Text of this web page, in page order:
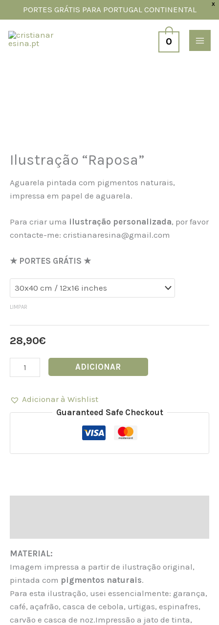
X
PORTES GRÁTIS PARA PORTUGAL CONTINENTAL
to
content
0
Ilustração “Raposa”
Aguarela pintada com pigmentos naturais,
impressa em papel de aguarela.
Para criar uma ilustração personalizada, por favor
contacte-me: cristianaresina@gmail.com
★ PORTES GRÁTIS ★
LIMPAR
28,90€
ADICIONAR
Adicionar à Wishlist
Guaranteed Safe Checkout
MATERIAL:
Imagem impressa a partir de ilustração original,
pintada com pigmentos naturais.
Para esta ilustração, usei essencialmente: garança,
café, açafrão, casca de cebola, urtigas, espinafres,
carvão e casca de noz.Impressão a jato de tinta,